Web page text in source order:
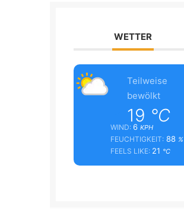
WETTER
Teilweise
bewölkt
19 °C
WIND:6 KPH
FEUCHTIGKEIT: 88 %
FEELS LIKE: 21 °C